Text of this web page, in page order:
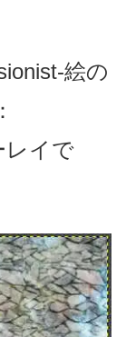
絵の
レイで